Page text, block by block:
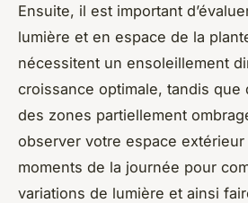
Ensuite, il est important
lumière et en espace de la
nécessitent un ensoleillement
croissance optimale, tandis que
des zones partiellement
observer votre espace
moments de la journée pour
variations de lumière et ainsi